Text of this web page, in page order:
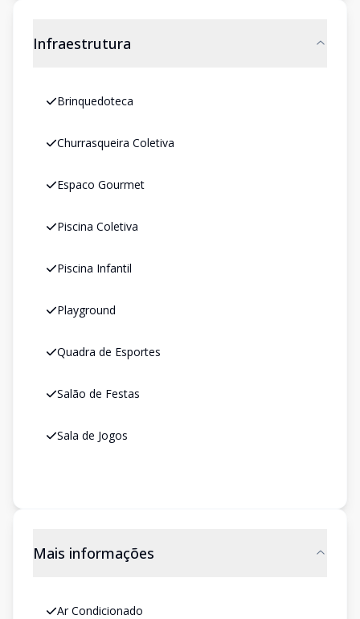
Infraestrutura
Brinquedoteca
Churrasqueira Coletiva
Espaco Gourmet
Piscina Coletiva
Piscina Infantil
Playground
Quadra de Esportes
Salão de Festas
Sala de Jogos
Mais informações
Ar Condicionado